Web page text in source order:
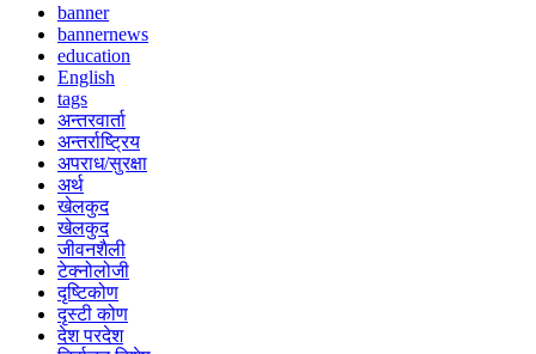
banner
bannernews
education
English
tags
अन्तरवार्ता
अन्तर्राष्ट्रिय
अपराध/सुरक्षा
अर्थ
खेलकुद
खेलकुद
जीवनशैली
टेक्नोलोजी
दृष्टिकोण
दृस्टी कोण
देश परदेश